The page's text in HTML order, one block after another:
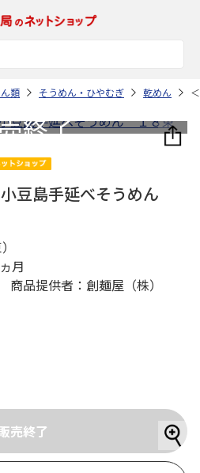
類 そうめん・ひやむぎ 乾めん
豆島手延べそうめん
）
月
品提供者：創麺屋（株）